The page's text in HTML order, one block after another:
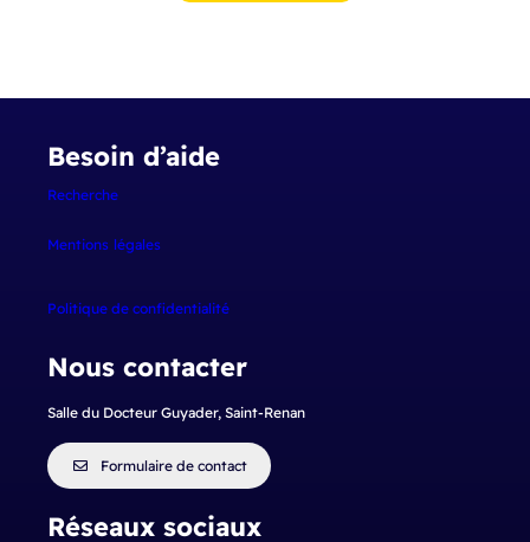
Besoin d’aide
Recherche
Mentions légales
Politique de confidentialité
Nous contacter
Salle du Docteur Guyader, Saint-Renan
Formulaire de contact
Réseaux sociaux